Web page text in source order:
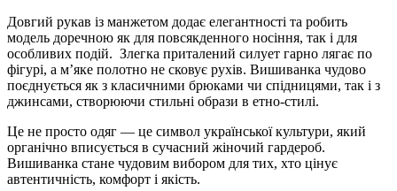
Довгий рукав із манжетом додає елегантності та робить
модель доречною як для повсякденного носіння, так і для
особливих подій. Злегка приталений силует гарно лягає по
фігурі, а м’яке полотно не сковує рухів. Вишиванка чудово
поєднується як з класичними брюками чи спідницями, так і з
джинсами, створюючи стильні образи в етно-стилі.
Це не просто одяг — це символ української культури, який
органічно вписується в сучасний жіночий гардероб.
Вишиванка стане чудовим вибором для тих, хто цінує
автентичність, комфорт і якість.